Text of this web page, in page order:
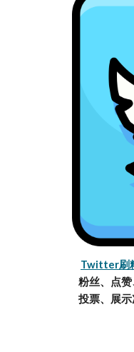
Twitter刷
粉丝、点赞
投票、展